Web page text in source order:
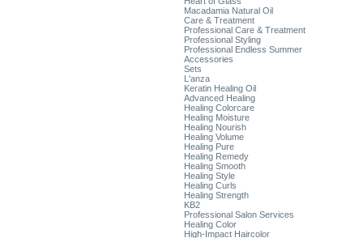
Macadamia Natural Oil
Care & Treatment
Professional Care & Treatment
Professional Styling
Professional Endless Summer
Accessories
Sets
L'anza
Keratin Healing Oil
Advanced Healing
Healing Colorcare
Healing Moisture
Healing Nourish
Healing Volume
Healing Pure
Healing Remedy
Healing Smooth
Healing Style
Healing Curls
Healing Strength
KB2
Professional Salon Services
Healing Color
High-Impact Haircolor